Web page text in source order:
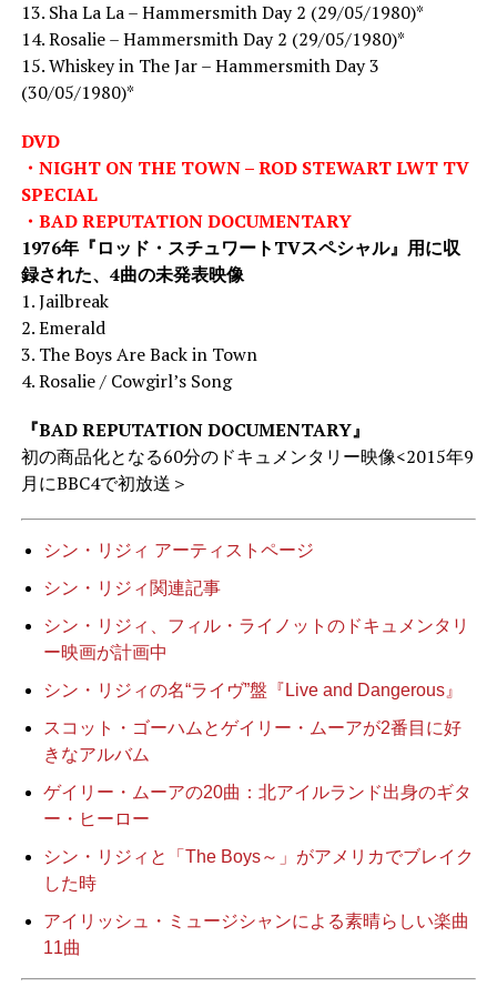
13. Sha La La – Hammersmith Day 2 (29/05/1980)*
14. Rosalie – Hammersmith Day 2 (29/05/1980)*
15. Whiskey in The Jar – Hammersmith Day 3
(30/05/1980)*
DVD
・NIGHT ON THE TOWN – ROD STEWART LWT TV
SPECIAL
・BAD REPUTATION DOCUMENTARY
1976年『ロッド・スチュワートTVスペシャル』用に収
録された、4曲の未発表映像
1. Jailbreak
2. Emerald
3. The Boys Are Back in Town
4. Rosalie / Cowgirl’s Song
『BAD REPUTATION DOCUMENTARY』
初の商品化となる60分のドキュメンタリー映像<2015年9
月にBBC4で初放送＞
シン・リジ ィ アーティストページ
シン・リジィ関連記事
シン・リジィ、フィル・ライノットのドキュメンタリ
ー映画が計画中
シン・リジィの名“ライヴ”盤『Live and Dangerous』
スコット・ゴーハムとゲイリー・ムーアが2番目に好
きなアルバム
ゲイリー・ムーアの20曲：北アイルランド出身のギタ
ー・ヒーロー
シン・リジィと「The Boys～」がアメリカでブレイク
した時
アイリッシュ・ミュージシャンによる素晴らしい楽曲
11曲